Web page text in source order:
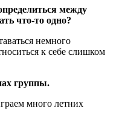
между
что-то одно?
немного
к себе слишком
группы.
много летних